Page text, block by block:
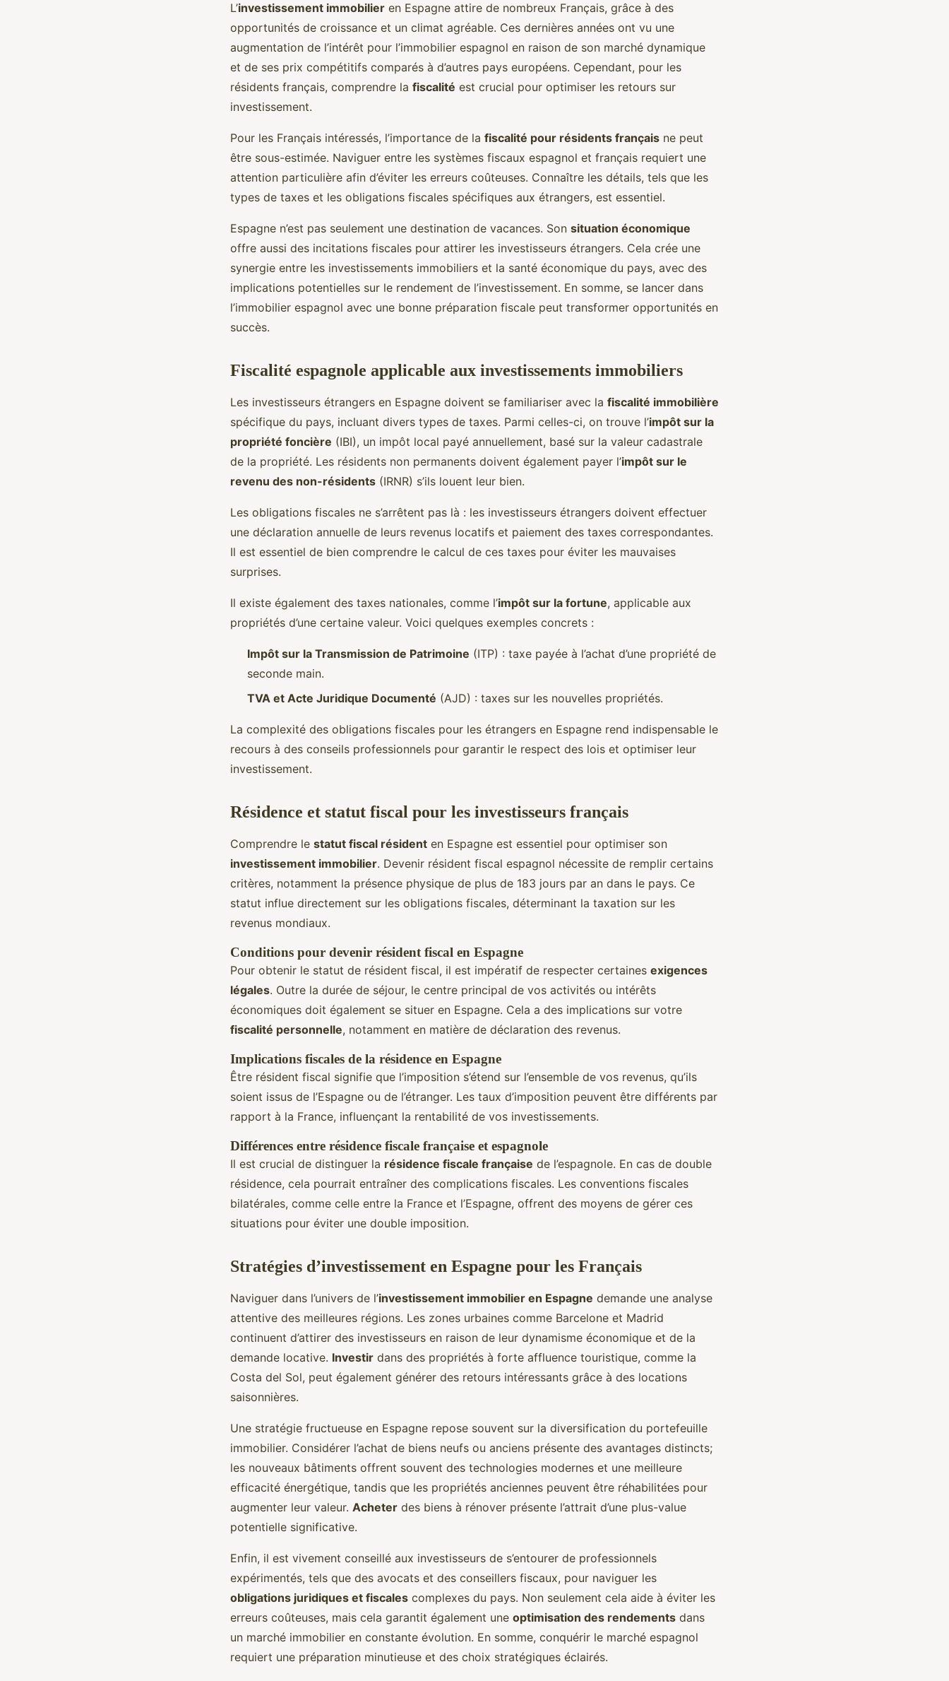
L’investissement immobilier en Espagne attire de nombreux Français, grâce à des
opportunités de croissance et un climat agréable. Ces dernières années ont vu une
augmentation de l’intérêt pour l’immobilier espagnol en raison de son marché dynamique
et de ses prix compétitifs comparés à d’autres pays européens. Cependant, pour les
résidents français, comprendre la fiscalité est crucial pour optimiser les retours sur
investissement.
Pour les Français intéressés, l’importance de la fiscalité pour résidents français ne peut
être sous-estimée. Naviguer entre les systèmes fiscaux espagnol et français requiert une
attention particulière afin d’éviter les erreurs coûteuses. Connaître les détails, tels que les
types de taxes et les obligations fiscales spécifiques aux étrangers, est essentiel.
Espagne n’est pas seulement une destination de vacances. Son situation économique
offre aussi des incitations fiscales pour attirer les investisseurs étrangers. Cela crée une
synergie entre les investissements immobiliers et la santé économique du pays, avec des
implications potentielles sur le rendement de l’investissement. En somme, se lancer dans
l’immobilier espagnol avec une bonne préparation fiscale peut transformer opportunités en
succès.
Fiscalité espagnole applicable aux investissements immobiliers
Les investisseurs étrangers en Espagne doivent se familiariser avec la fiscalité immobilière
spécifique du pays, incluant divers types de taxes. Parmi celles-ci, on trouve l’impôt sur la
propriété foncière (IBI), un impôt local payé annuellement, basé sur la valeur cadastrale
de la propriété. Les résidents non permanents doivent également payer l’impôt sur le
revenu des non-résidents (IRNR) s’ils louent leur bien.
Les obligations fiscales ne s’arrêtent pas là : les investisseurs étrangers doivent effectuer
une déclaration annuelle de leurs revenus locatifs et paiement des taxes correspondantes.
Il est essentiel de bien comprendre le calcul de ces taxes pour éviter les mauvaises
surprises.
Il existe également des taxes nationales, comme l’impôt sur la fortune, applicable aux
propriétés d’une certaine valeur. Voici quelques exemples concrets :
Impôt sur la Transmission de Patrimoine (ITP) : taxe payée à l’achat d’une propriété de
seconde main.
TVA et Acte Juridique Documenté (AJD) : taxes sur les nouvelles propriétés.
La complexité des obligations fiscales pour les étrangers en Espagne rend indispensable le
recours à des conseils professionnels pour garantir le respect des lois et optimiser leur
investissement.
Résidence et statut fiscal pour les investisseurs français
Comprendre le statut fiscal résident en Espagne est essentiel pour optimiser son
investissement immobilier. Devenir résident fiscal espagnol nécessite de remplir certains
critères, notamment la présence physique de plus de 183 jours par an dans le pays. Ce
statut influe directement sur les obligations fiscales, déterminant la taxation sur les
revenus mondiaux.
Conditions pour devenir résident fiscal en Espagne
Pour obtenir le statut de résident fiscal, il est impératif de respecter certaines exigences
légales. Outre la durée de séjour, le centre principal de vos activités ou intérêts
économiques doit également se situer en Espagne. Cela a des implications sur votre
fiscalité personnelle, notamment en matière de déclaration des revenus.
Implications fiscales de la résidence en Espagne
Être résident fiscal signifie que l’imposition s’étend sur l’ensemble de vos revenus, qu’ils
soient issus de l’Espagne ou de l’étranger. Les taux d’imposition peuvent être différents par
rapport à la France, influençant la rentabilité de vos investissements.
Différences entre résidence fiscale française et espagnole
Il est crucial de distinguer la résidence fiscale française de l’espagnole. En cas de double
résidence, cela pourrait entraîner des complications fiscales. Les conventions fiscales
bilatérales, comme celle entre la France et l’Espagne, offrent des moyens de gérer ces
situations pour éviter une double imposition.
Stratégies d’investissement en Espagne pour les Français
Naviguer dans l’univers de l’investissement immobilier en Espagne demande une analyse
attentive des meilleures régions. Les zones urbaines comme Barcelone et Madrid
continuent d’attirer des investisseurs en raison de leur dynamisme économique et de la
demande locative. Investir dans des propriétés à forte affluence touristique, comme la
Costa del Sol, peut également générer des retours intéressants grâce à des locations
saisonnières.
Une stratégie fructueuse en Espagne repose souvent sur la diversification du portefeuille
immobilier. Considérer l’achat de biens neufs ou anciens présente des avantages distincts;
les nouveaux bâtiments offrent souvent des technologies modernes et une meilleure
efficacité énergétique, tandis que les propriétés anciennes peuvent être réhabilitées pour
augmenter leur valeur. Acheter des biens à rénover présente l’attrait d’une plus-value
potentielle significative.
Enfin, il est vivement conseillé aux investisseurs de s’entourer de professionnels
expérimentés, tels que des avocats et des conseillers fiscaux, pour naviguer les
obligations juridiques et fiscales complexes du pays. Non seulement cela aide à éviter les
erreurs coûteuses, mais cela garantit également une optimisation des rendements dans
un marché immobilier en constante évolution. En somme, conquérir le marché espagnol
requiert une préparation minutieuse et des choix stratégiques éclairés.